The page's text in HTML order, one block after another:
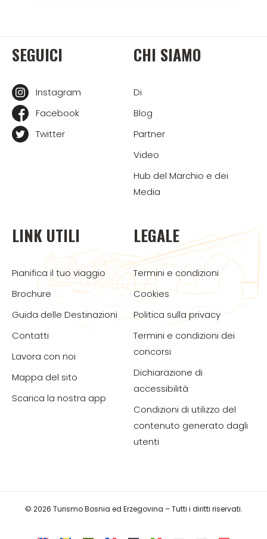
SEGUICI
Instagram
Facebook
Twitter
CHI SIAMO
Di
Blog
Partner
Video
Hub del Marchio e dei
Media
LINK UTILI
Pianifica il tuo viaggio
Brochure
Guida delle Destinazioni
Contatti
Lavora con noi
Mappa del sito
Scarica la nostra app
LEGALE
Termini e condizioni
Cookies
Politica sulla privacy
Termini e condizioni dei
concorsi
Dichiarazione di
accessibilità
Condizioni di utilizzo del
contenuto generato dagli
utenti
© 2026 Turismo Bosnia ed Erzegovina – Tutti i diritti riservati.